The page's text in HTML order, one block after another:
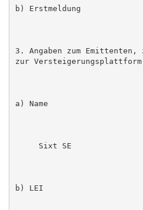
b) Erstmeldung
3. Angaben zum
zur
a) Name
     Sixt SE
b) LEI